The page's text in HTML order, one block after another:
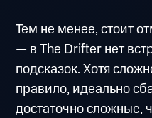
Тем не менее, стоит
— в The Drifter нет
подсказок. Хотя
правило, идеально
достаточно сложные,